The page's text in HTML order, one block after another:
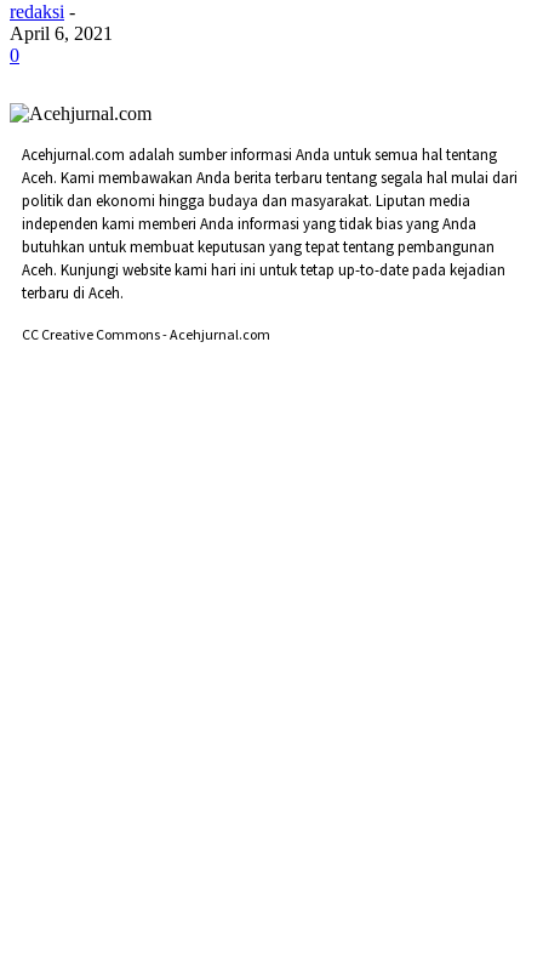
redaksi -
April 6, 2021
0
Acehjurnal.com adalah sumber informasi Anda untuk semua hal tentang
Aceh. Kami membawakan Anda berita terbaru tentang segala hal mulai dari
politik dan ekonomi hingga budaya dan masyarakat. Liputan media
independen kami memberi Anda informasi yang tidak bias yang Anda
butuhkan untuk membuat keputusan yang tepat tentang pembangunan
Aceh. Kunjungi website kami hari ini untuk tetap up-to-date pada kejadian
terbaru di Aceh.
CC Creative Commons - Acehjurnal.com